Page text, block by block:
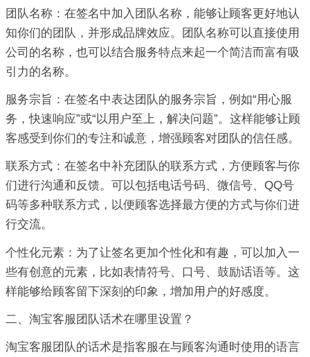
团队名称：在签名中加入团队名称，能够让顾客更好地认
知你们的团队，并形成品牌效应。团队名称可以直接使用
公司的名称，也可以结合服务特点来起一个简洁而富有吸
引力的名称。
服务宗旨：在签名中表达团队的服务宗旨，例如“用心服
务，快速响应”或“以用户至上，解决问题”。这样能够让顾
客感受到你们的专注和诚意，增强顾客对团队的信任感。
联系方式：在签名中补充团队的联系方式，方便顾客与你
们进行沟通和反馈。可以包括电话号码、微信号、QQ号
码等多种联系方式，以便顾客选择最方便的方式与你们进
行交流。
个性化元素：为了让签名更加个性化和有趣，可以加入一
些有创意的元素，比如表情符号、口号、鼓励话语等。这
样能够给顾客留下深刻的印象，增加用户的好感度。
二、淘宝客服团队话术在哪里设置？
淘宝客服团队的话术是指客服在与顾客沟通时使用的语言